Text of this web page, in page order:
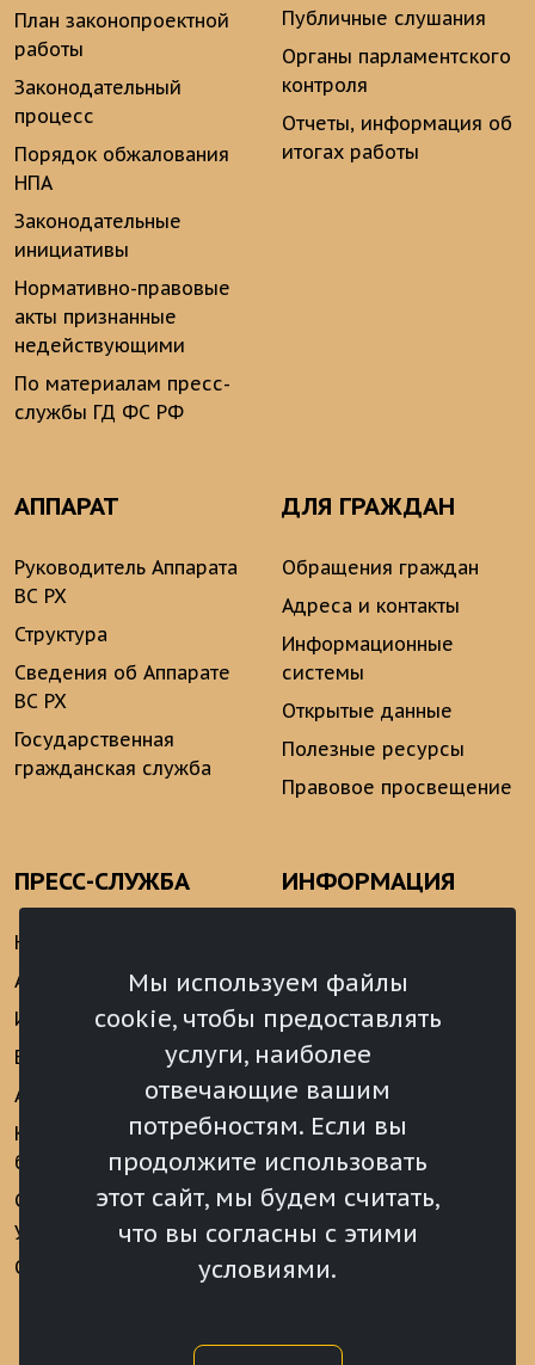
Мы используем файлы
cookie, чтобы предоставлять
услуги, наиболее
отвечающие вашим
потребностям. Если вы
продолжите использовать
этот сайт, мы будем считать,
что вы согласны с этими
условиями.
План законопроектной
работы
Законодательный
процесс
Порядок обжалования
НПА
Законодательные
инициативы
Нормативно-правовые
акты признанные
недействующими
По материалам пресс-
службы ГД ФС РФ
Публичные слушания
Органы парламентского
контроля
Отчеты, информация об
итогах работы
АППАРАТ
Руководитель Аппарата
ВС РХ
Структура
Сведения об Аппарате
ВС РХ
Государственная
гражданская служба
ДЛЯ ГРАЖДАН
Обращения граждан
Адреса и контакты
Информационные
системы
Открытые данные
Полезные ресурсы
Правовое просвещение
ПРЕСС-СЛУЖБА
Новости
Анонсы
Интервью
Видеоматериалы
Аккредитация
Конкурс «Хрустальный
барс»
Сведения о СМИ
учрежденных ВС РХ
Опросы и голосования
ИНФОРМАЦИЯ
аналитические
материалы
Реализация Послания
Президента РФ
Федеральному
Собранию РФ
Местное
самоуправление
Финансы
Награды